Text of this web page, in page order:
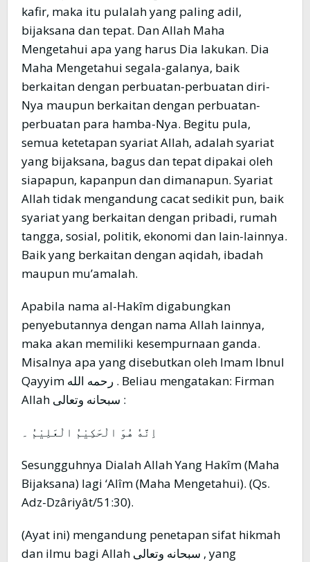
kafir, maka itu pulalah yang paling adil,
bijaksana dan tepat. Dan Allah Maha
Mengetahui apa yang harus Dia lakukan. Dia
Maha Mengetahui segala-galanya, baik
berkaitan dengan perbuatan-perbuatan diri-
Nya maupun berkaitan dengan perbuatan-
perbuatan para hamba-Nya. Begitu pula,
semua ketetapan syariat Allah, adalah syariat
yang bijaksana, bagus dan tepat dipakai oleh
siapapun, kapanpun dan dimanapun. Syariat
Allah tidak mengandung cacat sedikit pun, baik
syariat yang berkaitan dengan pribadi, rumah
tangga, sosial, politik, ekonomi dan lain-lainnya.
Baik yang berkaitan dengan aqidah, ibadah
maupun mu’amalah.
Apabila nama al-Hakîm digabungkan
penyebutannya dengan nama Allah lainnya,
maka akan memiliki kesempurnaan ganda.
Misalnya apa yang disebutkan oleh Imam Ibnul
Qayyim رحمه الله . Beliau mengatakan: Firman
Allah سبحانه وتعالى :
اِنَّهٗ هُوَ الْحَكِيْمُ الْعَلِيْمُ ۔
Sesungguhnya Dialah Allah Yang Hakîm (Maha
Bijaksana) lagi ‘Alîm (Maha Mengetahui). (Qs.
Adz-Dzâriyât/51:30).
(Ayat ini) mengandung penetapan sifat hikmah
dan ilmu bagi Allah سبحانه وتعالى , yang